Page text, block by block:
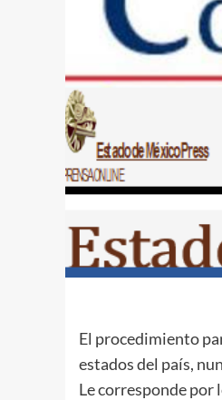
El procedimiento
estados del país,
Le corresponde por